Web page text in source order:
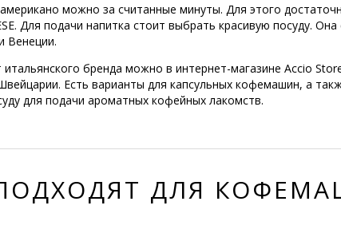
можно за считанные минуты. Для этого
Для подачи напитка стоит выбрать красивую посуду. Она
Венеции.
бренда можно в интернет-магазине Accio
Есть варианты для капсульных кофемашин, а
для подачи ароматных кофейных лакомств.
ДЛЯ